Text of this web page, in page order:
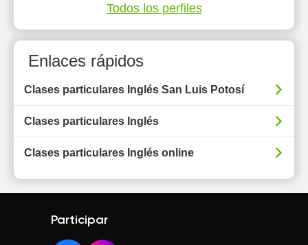
Todos los perfiles
Enlaces rápidos
Clases particulares Inglés San Luis Potosí
Clases particulares Inglés
Clases particulares Inglés online
Participar